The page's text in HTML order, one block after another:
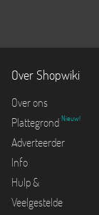
Over Shopwiki
Over ons
Plattegrond Nieuw!
Adverteerder
Info
Hulp &
Veelgestelde